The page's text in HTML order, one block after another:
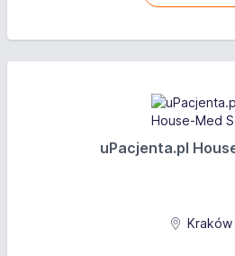
uPacjenta.pl
Kraków